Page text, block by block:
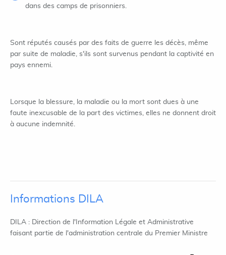
dans des camps de prisonniers.
Sont réputés causés par des faits de guerre les décès, même
par suite de maladie, s'ils sont survenus pendant la captivité en
pays ennemi.
Lorsque la blessure, la maladie ou la mort sont dues à une
faute inexcusable de la part des victimes, elles ne donnent droit
à aucune indemnité.
Informations DILA
DILA : Direction de l'Information Légale et Administrative
faisant partie de l'administration centrale du Premier Ministre